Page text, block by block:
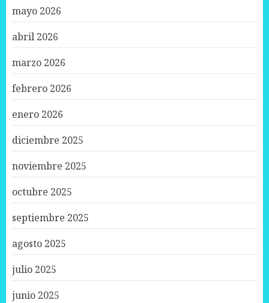
mayo 2026
abril 2026
marzo 2026
febrero 2026
enero 2026
diciembre 2025
noviembre 2025
octubre 2025
septiembre 2025
agosto 2025
julio 2025
junio 2025